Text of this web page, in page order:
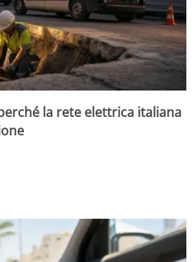
la rete elettrica italiana